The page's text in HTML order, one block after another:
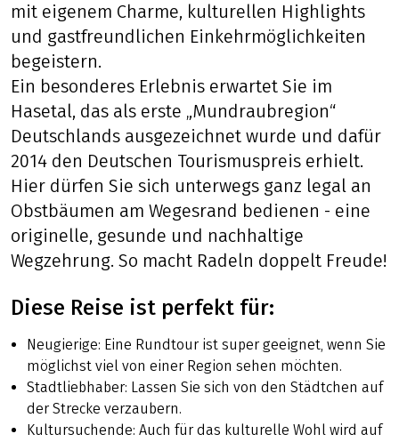
mit eigenem Charme, kulturellen Highlights
und gastfreundlichen Einkehrmöglichkeiten
begeistern.
Ein besonderes Erlebnis erwartet Sie im
Hasetal, das als erste „Mundraubregion“
Deutschlands ausgezeichnet wurde und dafür
2014 den Deutschen Tourismuspreis erhielt.
Hier dürfen Sie sich unterwegs ganz legal an
Obstbäumen am Wegesrand bedienen - eine
originelle, gesunde und nachhaltige
Wegzehrung. So macht Radeln doppelt Freude!
Diese Reise ist perfekt für:
Neugierige: Eine Rundtour ist super geeignet, wenn Sie
möglichst viel von einer Region sehen möchten.
Stadtliebhaber: Lassen Sie sich von den Städtchen auf
der Strecke verzaubern.
Kultursuchende: Auch für das kulturelle Wohl wird auf